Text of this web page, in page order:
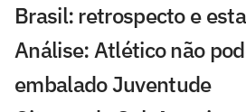
Brasil: retrospecto e
Análise: Atlético não
embalado Juventude